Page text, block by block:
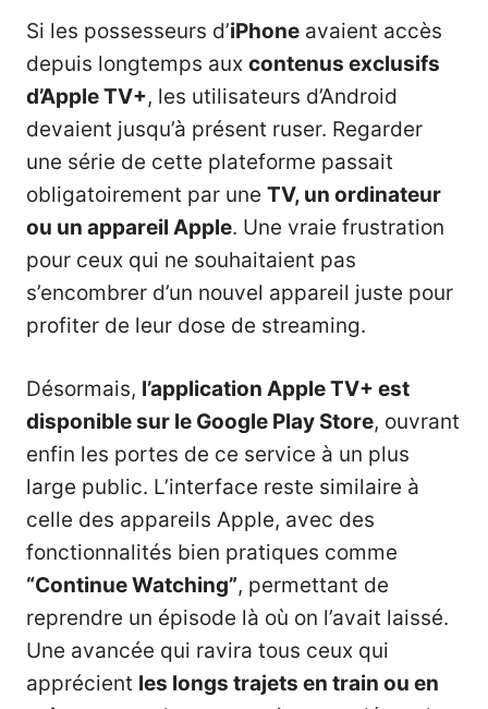
Si les possesseurs d’iPhone avaient accès
depuis longtemps aux contenus exclusifs
d’Apple TV+, les utilisateurs d’Android
devaient jusqu’à présent ruser. Regarder
une série de cette plateforme passait
obligatoirement par une TV, un ordinateur
ou un appareil Apple. Une vraie frustration
pour ceux qui ne souhaitaient pas
s’encombrer d’un nouvel appareil juste pour
profiter de leur dose de streaming.
Désormais, l’application Apple TV+ est
disponible sur le Google Play Store, ouvrant
enfin les portes de ce service à un plus
large public. L’interface reste similaire à
celle des appareils Apple, avec des
fonctionnalités bien pratiques comme
“Continue Watching”, permettant de
reprendre un épisode là où on l’avait laissé.
Une avancée qui ravira tous ceux qui
apprécient les longs trajets en train ou en